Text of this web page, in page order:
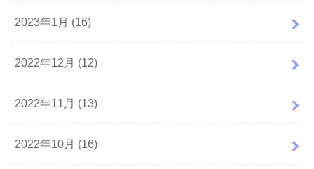
2023年1月 (16)
2022年12月 (12)
2022年11月 (13)
2022年10月 (16)